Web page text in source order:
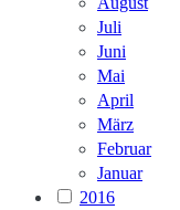
Juli
Juni
Mai
April
März
Februar
Januar
2016